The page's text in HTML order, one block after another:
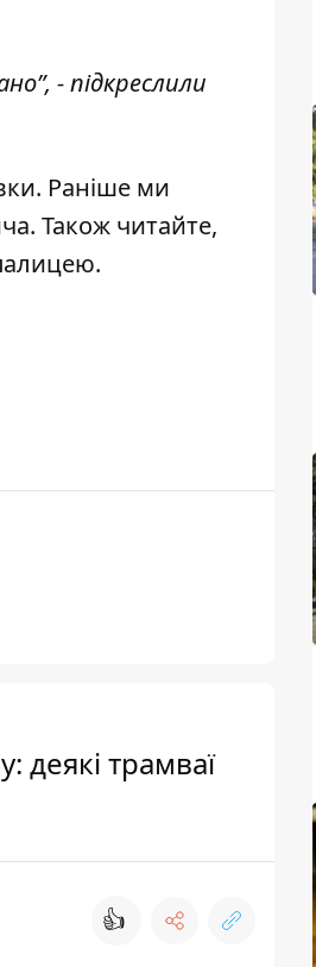
- підкреслили
. Раніше ми
. Також читайте,
.
деякі трамваї
👍